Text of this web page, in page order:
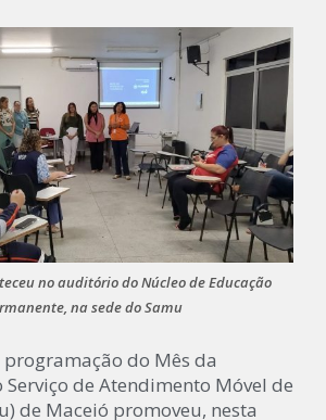
no auditório do Núcleo de Educação
na sede do Samu
do Mês da
Serviço de Atendimento Móvel de
de Maceió promoveu, nesta